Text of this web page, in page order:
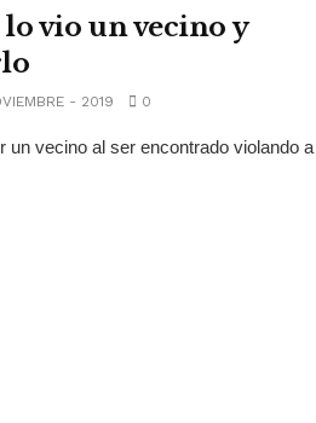
vio un vecino y
- 2019 0
un vecino al ser encontrado violando a